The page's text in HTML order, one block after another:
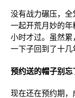
没有战力碾压，
一起开荒月妙的
小时才过。虽然累
一下子回到了十几
预约送的帽子别忘
现在还在预约期